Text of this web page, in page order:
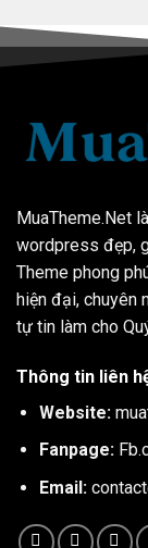
MuaTheme.Net
wordpress đẹp,
Theme phong
hiện đại, chuyên
tự tin làm cho
Thông tin liên
Website:
Fanpage:
Email: